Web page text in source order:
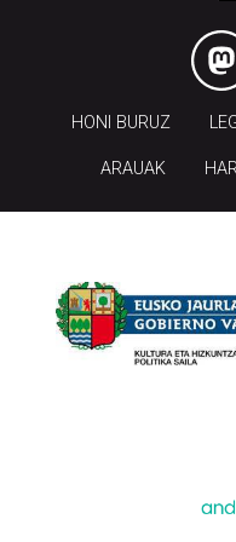
HONI BURUZ
ARAUAK